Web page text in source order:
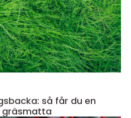
så får du en
gräsmatta